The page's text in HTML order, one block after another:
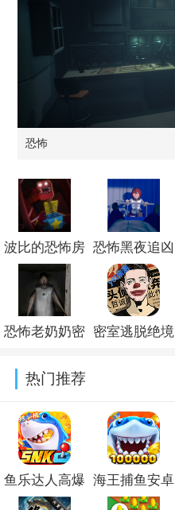
恐怖
波比的恐怖房
间中文版v0.1
恐怖黑夜追凶
官方版v1.0
恐怖老奶奶密 密室逃脱绝境
v700.00.07
热门推荐
鱼乐达人高爆 海王捕鱼安卓